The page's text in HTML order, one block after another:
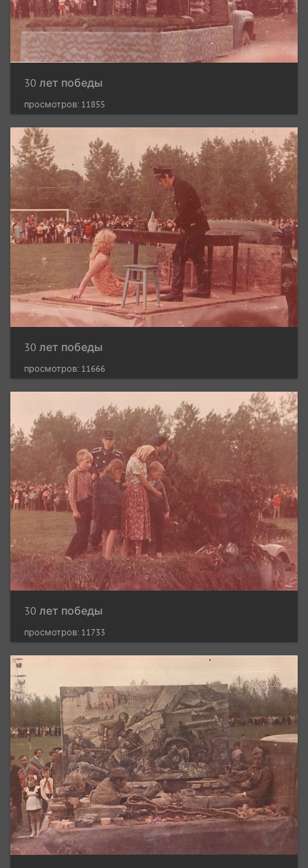
30 лет победы
просмотров: 11855
30 лет победы
просмотров: 11666
30 лет победы
просмотров: 11733